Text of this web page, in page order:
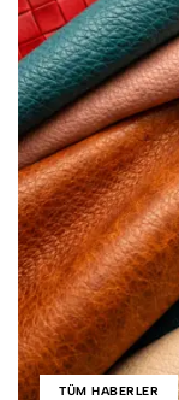
TÜM HABERLER